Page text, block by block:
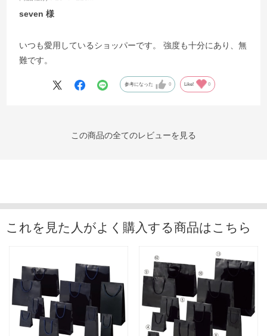
seven
いつも愛用しているショッパーです。 強度も十分にあり、無
難です。
参考になった 0 Like! 0
この商品の全てのレビューを見る
これを見た人がよく購入する商品はこちら